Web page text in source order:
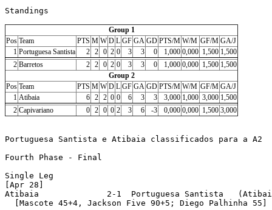
Standings
Group 1
Pos Team PTS M W D L GF GA GD PTS/M W/M GF/M GA/J
1 Portuguesa Santista 2 2 0 2 0 3 3 0 1,000 0,000 1,500 1,500
2 Barretos 2 2 0 2 0 3 3 0 1,000 0,000 1,500 1,500
Group 2
Pos Team PTS M W D L GF GA GD PTS/M W/M GF/M GA/J
1 Atibaia 6 2 2 0 0 6 3 3 3,000 1,000 3,000 1,500
2 Capivariano 0 2 0 0 2 3 6 -3 0,000 0,000 1,500 3,000
Portuguesa Santista e Atibaia classificados para a A2
Fourth Phase - Final
Single Leg
[Apr 28]
Atibaia              2-1  Portuguesa Santista   (Atibaia
  [Mascote 45+4, Jackson Five 90+5; Diego Palhinha 55]